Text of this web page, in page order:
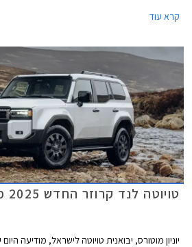
קרא עוד
טויוטה לנד קרוזר החדש 2025 מושק בישראל
יוניון מוטורס, יבואנית טויוטה לישראל, מודיעה